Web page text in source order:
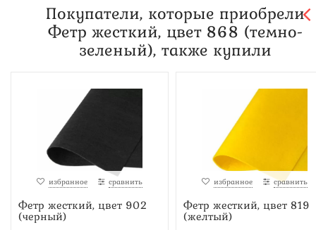
Покупатели, которые приобрели
Фетр жесткий, цвет 868 (темно-
зеленый), также купили
избранное сравнить
Фетр жесткий, цвет 902
(черный)
избранное сравнить
Фетр жесткий, цвет 819
(желтый)